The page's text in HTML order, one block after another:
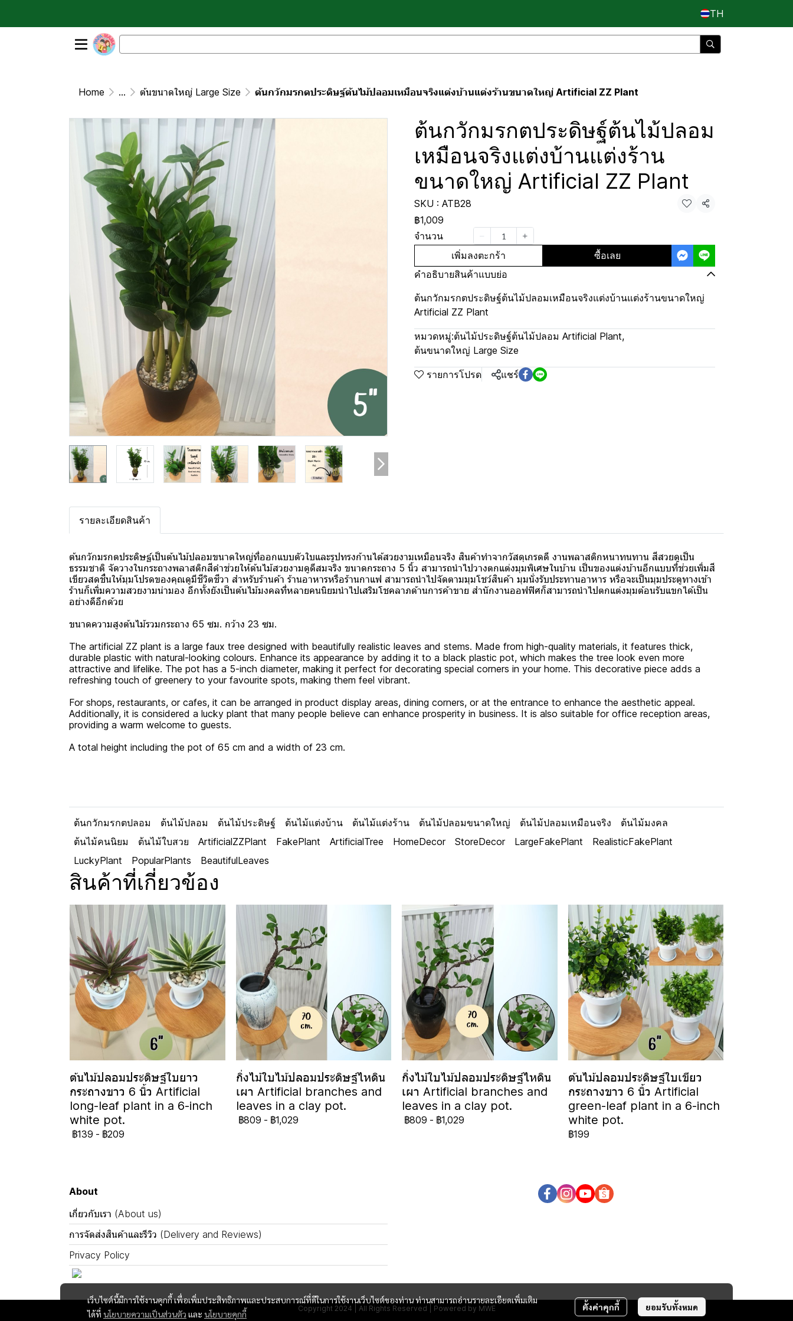
TH
Home ... ต้นขนาดใหญ่ Large Size ต้นกวักมรกตประดิษฐ์ต้นไม้ปลอมเหมือนจริงแต่งบ้านแต่งร้านขนาดใหญ่ Artificial ZZ Plant
ต้นกวักมรกตประดิษฐ์ต้นไม้ปลอม
เหมือนจริงแต่งบ้านแต่งร้าน
ขนาดใหญ่ Artificial ZZ Plant
SKU : ATB28
แชร์
฿1,009
จำนวน
เพิ่มลงตะกร้า
ซื้อเลย
คำอธิบายสินค้าแบบย่อ
ต้นกวักมรกตประดิษฐ์ต้นไม้ปลอมเหมือนจริงแต่งบ้านแต่งร้านขนาดใหญ่
Artificial ZZ Plant
หมวดหมู่:ต้นไม้ประดิษฐ์ต้นไม้ปลอม Artificial Plant,
ต้นขนาดใหญ่ Large Size
รายการโปรด แชร์
รายละเอียดสินค้า
ต้นกวักมรกตประดิษฐ์เป็นต้นไม้ปลอมขนาดใหญ่ที่ออกแบบตัวใบและรูปทรงก้านได้สวยงามเหมือนจริง สินค้าทำจากวัสดุเกรดดี งานพลาสติกหนาทนทาน สีสวยดูเป็น
ธรรมชาติ จัดวางในกระถางพลาสติกสีดำช่วยให้ต้นไม้สวยงามดูดีสมจริง ขนาดกระถาง 5 นิ้ว สามารถนำไปวางตกแต่งมุมพิเศษในบ้าน เป็นของแต่งบ้านอีกแบบที่ช่วยเพิ่มสี
เขียวสดชื่นให้มุมโปรดของคุณดูมีชีวิตชีวา สำหรับร้านค้า ร้านอาหารหรือร้านกาแฟ สามารถนำไปจัดตามมุมโชว์สินค้า มุมนั่งรับประทานอาหาร หรือจะเป็นมุมประตูทางเข้า
ร้านก็เพิ่มความสวยงามน่ามอง อีกทั้งยังเป็นต้นไม้มงคลที่หลายคนนิยมนำไปเสริมโชคลาภด้านการค้าขาย สำนักงานออฟฟิศก็สามารถนำไปตกแต่งมุมต้อนรับแขกได้เป็น
อย่างดีอีกด้วย
ขนาดความสูงต้นไม้รวมกระถาง 65 ซม. กว้าง 23 ซม.
The artificial ZZ plant is a large faux tree designed with beautifully realistic leaves and stems. Made from high-quality materials, it features thick,
durable plastic with natural-looking colours. Enhance its appearance by adding it to a black plastic pot, which makes the tree look even more
attractive and lifelike. The pot has a 5-inch diameter, making it perfect for decorating special corners in your home. This decorative piece adds a
refreshing touch of greenery to your favourite spots, making them feel vibrant.
For shops, restaurants, or cafes, it can be arranged in product display areas, dining corners, or at the entrance to enhance the aesthetic appeal.
Additionally, it is considered a lucky plant that many people believe can enhance prosperity in business. It is also suitable for office reception areas,
providing a warm welcome to guests.
A total height including the pot of 65 cm and a width of 23 cm.
ต้นกวักมรกตปลอม ต้นไม้ปลอม ต้นไม้ประดิษฐ์ ต้นไม้แต่งบ้าน ต้นไม้แต่งร้าน ต้นไม้ปลอมขนาดใหญ่ ต้นไม้ปลอมเหมือนจริง
ต้นไม้มงคล
ต้นไม้คนนิยม
ต้นไม้ใบสวย ArtificialZZPlant FakePlant ArtificialTree HomeDecor StoreDecor LargeFakePlant
RealisticFakePlant
LuckyPlant
PopularPlants BeautifulLeaves
สินค้าที่เกี่ยวข้อง
ต้นไม้ปลอมประดิษฐ์ใบยาว
กระถางขาว 6 นิ้ว Artificial
long-leaf plant in a 6-inch
white pot.
฿139 - ฿209
กิ่งไม้ใบไม้ปลอมประดิษฐ์ไหดิน
เผา Artificial branches and
leaves in a clay pot.
฿809 - ฿1,029
กิ่งไม้ใบไม้ปลอมประดิษฐ์ไหดิน
เผา Artificial branches and
leaves in a clay pot.
฿809 - ฿1,029
ต้นไม้ปลอมประดิษฐ์ใบเขียว
กระถางขาว 6 นิ้ว Artificial
green-leaf plant in a 6-inch
white pot.
฿199
เว็บไซต์นี้มีการใช้งานคุกกี้ เพื่อเพิ่มประสิทธิภาพและประสบการณ์ที่ดีในการใช้งานเว็บไซต์ของท่าน ท่านสามารถอ่านรายละเอียดเพิ่มเติม
ได้ที่ นโยบายความเป็นส่วนตัว และ นโยบายคุกกี้
ตั้งค่าคุกกี้ ยอมรับทั้งหมด
About
เกี่ยวกับเรา (About us)
การจัดส่งสินค้าและรีวิว (Delivery and Reviews)
Privacy Policy
Copyright 2024 | All Rights Reserved | Powered by MWE